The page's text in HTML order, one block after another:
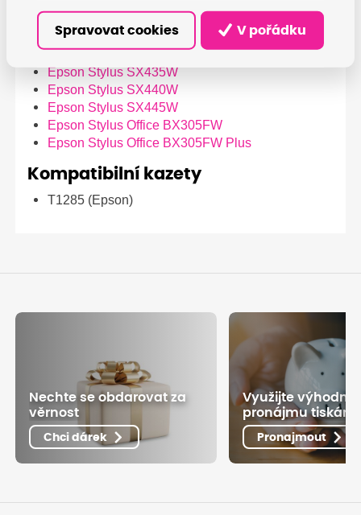
Epson Stylus SX425W
Epson Stylus SX430W
Epson Stylus SX435W
Epson Stylus SX440W
Epson Stylus SX445W
Epson Stylus Office BX305FW
Epson Stylus Office BX305FW Plus
Kompatibilní kazety
T1285 (Epson)
Nechte se obdarovat za
věrnost
Chci dárek
Využijte
pronájmu
Pronajmout
Spravovat cookies V pořádku